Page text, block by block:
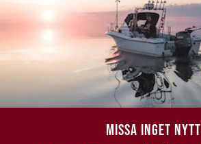
MISSA INGET NYTT